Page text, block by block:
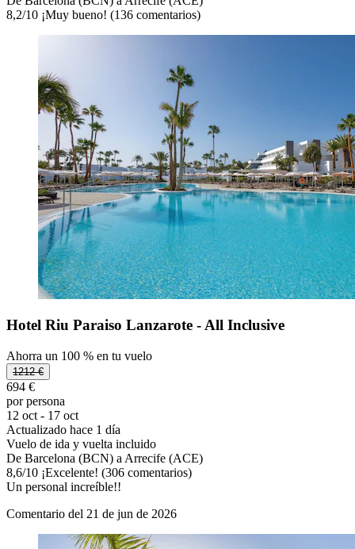
8,2/10 ¡Muy bueno! (136 comentarios)
Hotel Riu Paraiso Lanzarote - All Inclusive
Ahorra un 100 % en tu vuelo
1212 €
694 €
por persona
12 oct - 17 oct
Actualizado hace 1 día
Vuelo de ida y vuelta incluido
De Barcelona (BCN) a Arrecife (ACE)
8,6/10 ¡Excelente! (306 comentarios)
Un personal increíble!!
Comentario del 21 de jun de 2026